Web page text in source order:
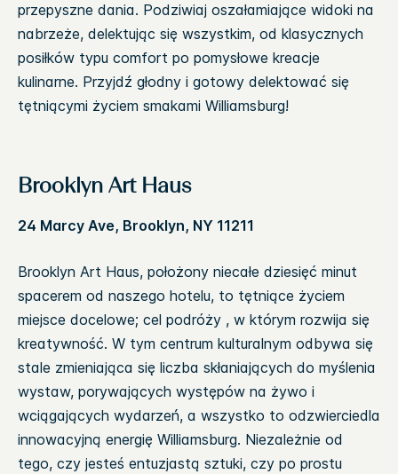
przepyszne dania. Podziwiaj oszałamiające widoki na
nabrzeże, delektując się wszystkim, od klasycznych
posiłków typu comfort po pomysłowe kreacje
kulinarne. Przyjdź głodny i gotowy delektować się
tętniącymi życiem smakami Williamsburg!
Brooklyn Art Haus
24 Marcy Ave, Brooklyn, NY 11211
Brooklyn Art Haus, położony niecałe dziesięć minut
spacerem od naszego hotelu, to tętniące życiem
miejsce docelowe; cel podróży , w którym rozwija się
kreatywność. W tym centrum kulturalnym odbywa się
stale zmieniająca się liczba skłaniających do myślenia
wystaw, porywających występów na żywo i
wciągających wydarzeń, a wszystko to odzwierciedla
innowacyjną energię Williamsburg. Niezależnie od
tego, czy jesteś entuzjastą sztuki, czy po prostu